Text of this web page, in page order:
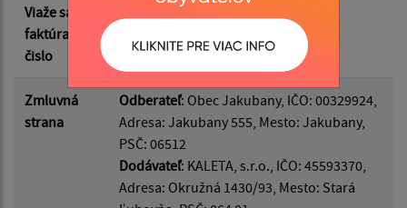
Viaže sa k
faktúram
čislo
DF2026/222
Zmluvná
strana
Odberateľ: Obec Jakubany, IČO: 00329924,
Adresa: Jakubany 555, Mesto: Jakubany,
PSČ: 06512
Dodávateľ: KALETA, s.r.o., IČO: 45593370,
Adresa: Okružná 1430/93, Mesto: Stará